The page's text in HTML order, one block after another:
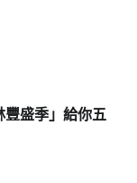
盛季」給你五